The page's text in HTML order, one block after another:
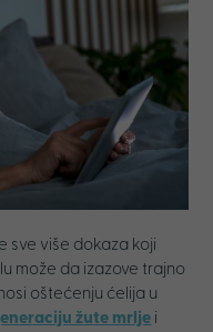
sve više dokaza koji
može da izazove trajno
oštećenju ćelija u
žute mrlje i